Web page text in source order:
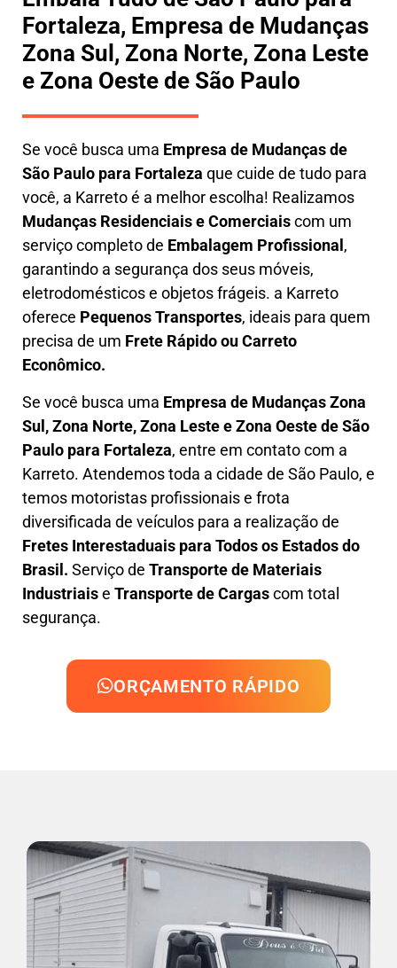
Fortaleza, Empresa de Mudanças
Zona Sul, Zona Norte, Zona Leste
e Zona Oeste de São Paulo
Se você busca uma Empresa de Mudanças de
São Paulo para Fortaleza que cuide de tudo para
você, a Karretoé a melhor escolha! Realizamos
Mudanças Residenciais e Comerciaiscom um
serviço completo de Embalagem Profissional ,
garantindo a segurança dos seus móveis,
eletrodomésticos e objetos frágeis. a Karreto
oferece Pequenos Transportes, ideais para quem
precisa de um Frete Rápido ou Carreto
Econômico.
Se você busca uma Empresa de Mudanças Zona
Sul, Zona Norte, Zona Leste e Zona Oestede São
Paulo para Fortaleza, entre em contato com a
Karreto. Atendemos toda a cidade de São Paulo, e
temos motoristas profissionais e frota
diversificada de veículos para a realização de
Fretes Interestaduais para Todos os Estados do
Brasil. Serviço de Transporte de Materiais
Industriaise Transporte de Cargascom total
segurança.
ORÇAMENTO RÁPIDO